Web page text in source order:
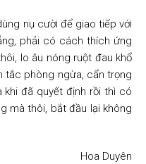
nụ cười để giao tiếp với
phải có cách thích ứng
lo âu nóng ruột đau khổ
tắc phòng ngừa, cẩn trọng
khi đã quyết định rồi thì có
mà thôi, bắt đầu lại không
Hoa Duyên